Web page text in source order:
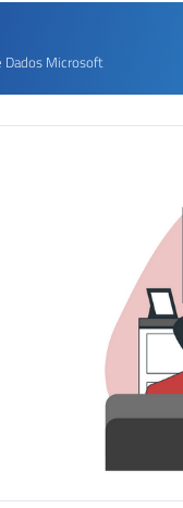
Dados Microsoft